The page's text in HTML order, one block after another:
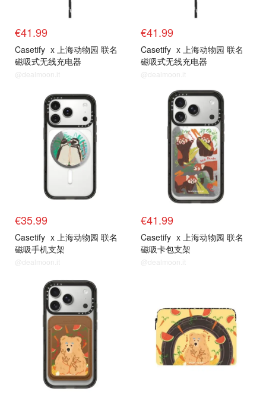
€41.99
Casetify x 上海动物园 联名
磁吸式无线充电器
@dealmoon.it
€41.99
Casetify x 上海动物园 联名
磁吸式无线充电器
@dealmoon.it
€35.99
Casetify x 上海动物园 联名
磁吸手机支架
@dealmoon.it
€41.99
Casetify x 上海动物园 联名
磁吸卡包支架
@dealmoon.it